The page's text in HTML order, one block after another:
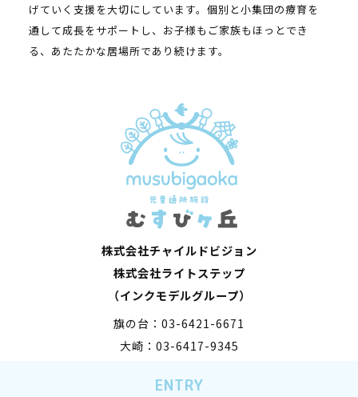
ENTRY
げていく支援を大切にしています。個別と小集団の療育を
通して成長をサポートし、お子様もご家族もほっとでき
る、あたたかな居場所であり続けます。
株式会社チャイルドビジョン
株式会社ライトステップ
（インクモデルグループ）
旗の台：03-6421-6671
大崎：03-6417-9345